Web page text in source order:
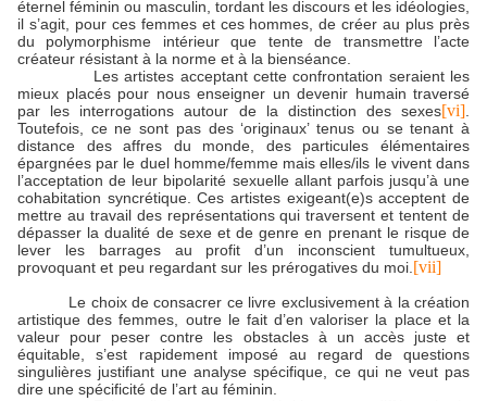
éternel féminin ou masculin, tordant les discours et les idéologies,
il s’agit, pour ces femmes et ces hommes, de créer au plus près
du polymorphisme intérieur que tente de transmettre l’acte
créateur résistant à la norme et à la bienséance.
Les artistes acceptant cette confrontation seraient les
mieux placés pour nous enseigner un devenir humain traversé
par les interrogations autour de la distinction des sexes[vi]
Toutefois, ce ne sont pas des ‘originaux’ tenus ou se tenant à
distance des affres du monde, des particules élémentaires
épargnées par le duel homme/femme mais elles/ils le vivent dans
l’acceptation de leur bipolarité sexuelle allant parfois jusqu’à une
cohabitation syncrétique. Ces artistes exigeant(e)s acceptent de
mettre au travail des représentations qui traversent et tentent de
dépasser la dualité de sexe et de genre en prenant le risque de
lever les barrages au profit d’un inconscient tumultueux,
provoquant et peu regardant sur les prérogatives du moi. [vii]
Le choix de consacrer ce livre exclusivement à la création
artistique des femmes, outre le fait d’en valoriser la place et la
valeur pour peser contre les obstacles à un accès juste et
équitable, s’est rapidement imposé au regard de questions
singulières justifiant une analyse spécifique, ce qui ne veut pas
dire une spécificité de l’art au féminin.